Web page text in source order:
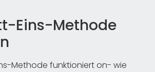
Eins-Methode
Methode funktioniert on- wie